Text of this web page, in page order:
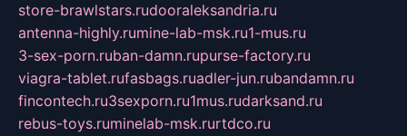
store-brawlstars.rudooraleksandria.ru
antenna-highly.rumine-lab-msk.ru1-mus.ru
3-sex-porn.ruban-damn.rupurse-factory.ru
viagra-tablet.rufasbags.ruadler-jun.rubandamn.ru
fincontech.ru3sexporn.ru1mus.rudarksand.ru
rebus-toys.ruminelab-msk.rurtdco.ru